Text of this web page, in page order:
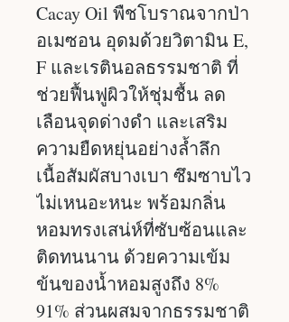
Cacay Oil พืชโบราณจากป่า
อเมซอน อุดมด้วยวิตามิน E,
F และเรตินอลธรรมชาติ ที่
ช่วยฟื้นฟูผิวให้ชุ่มชื้น ลด
เลือนจุดด่างดำ และเสริม
ความยืดหยุ่นอย่างล้ำลึก
เนื้อสัมผัสบางเบา ซึมซาบไว
ไม่เหนอะหนะ พร้อมกลิ่น
หอมทรงเสน่ห์ที่ซับซ้อนและ
ติดทนนาน ด้วยความเข้ม
ข้นของน้ำหอมสูงถึง 8%
91% ส่วนผสมจากธรรมชาติ